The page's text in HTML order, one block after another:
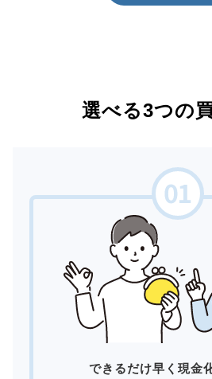
選べる3つの
できるだけ早く現金